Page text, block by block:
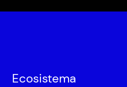
Ecosistema